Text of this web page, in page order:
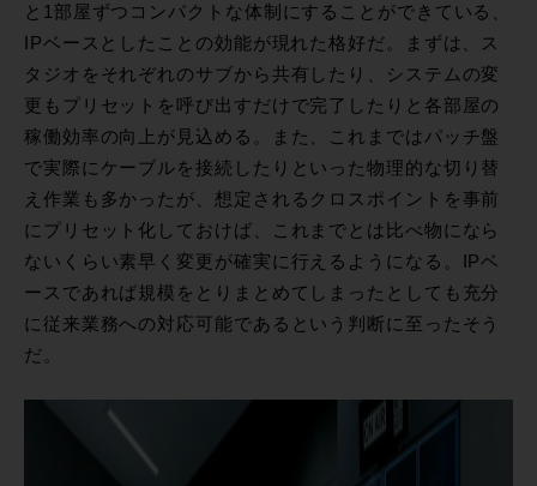
と1部屋ずつコンパクトな体制にすることができている、
IPベースとしたことの効能が現れた格好だ。まずは、ス
タジオをそれぞれのサブから共有したり、システムの変
更もプリセットを呼び出すだけで完了したりと各部屋の
稼働効率の向上が見込める。また、これまではパッチ盤
で実際にケーブルを接続したりといった物理的な切り替
え作業も多かったが、想定されるクロスポイントを事前
にプリセット化しておけば、これまでとは比べ物になら
ないくらい素早く変更が確実に行えるようになる。IPベ
ースであれば規模をとりまとめてしまったとしても充分
に従来業務への対応可能であるという判断に至ったそう
だ。